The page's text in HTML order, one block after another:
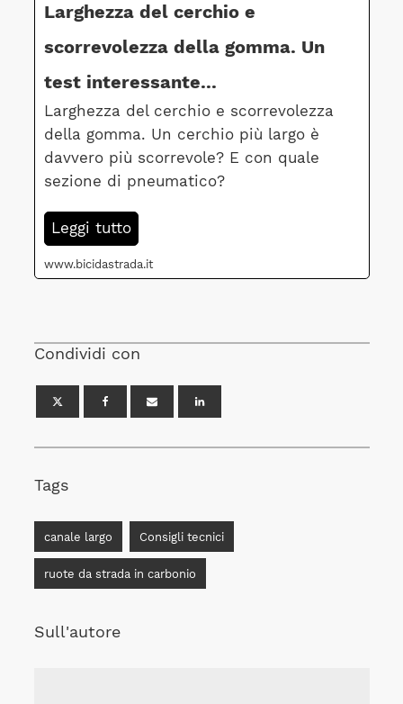
Larghezza del cerchio e
scorrevolezza della gomma. Un
test interessante...
Larghezza del cerchio e scorrevolezza
della gomma. Un cerchio più largo è
davvero più scorrevole? E con quale
sezione di pneumatico?
Leggi tutto
www.bicidastrada.it
Condividi con
Tags
canale largo Consigli tecnici
ruote da strada in carbonio
Sull'autore